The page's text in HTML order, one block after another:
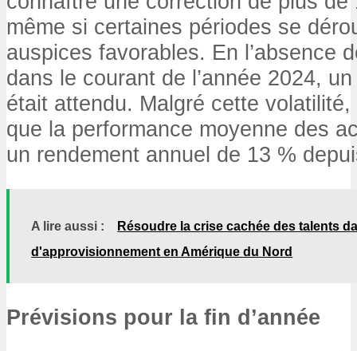
même si certaines périodes se
auspices favorables. En l’absence
dans le courant de l’année 2024,
était attendu. Malgré cette
que la performance moyenne des
un rendement annuel de 13 %
A lire aussi :
Résoudre la crise cachée des talents
d'approvisionnement en Amérique du Nord
Prévisions pour la fin d’année